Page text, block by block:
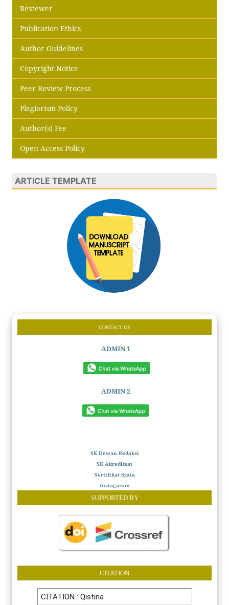
Reviewer
Publication Ethics
Author Guidelines
Copyright Notice
Peer Review Process
Plagiarism Policy
Author(s) Fee
Open Access Policy
ARTICLE TEMPLATE
CONTACT US
ADMIN 1
ADMIN 2
SK Dewan Redaksi
SK Akreditasi
Sertifikat Sinta
Instagaram
SUPPORTED BY
CITATION